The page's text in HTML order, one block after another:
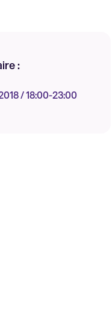
:
/ 18:00-23:00